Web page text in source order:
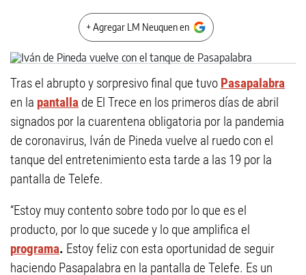
+ Agregar LM Neuquen en
Tras el abrupto y sorpresivo final que tuvo Pasapalabra
en la pantalla de El Trece en los primeros días de abril
signados por la cuarentena obligatoria por la pandemia
de coronavirus, Iván de Pineda vuelve al ruedo con el
tanque del entretenimiento esta tarde a las 19 por la
pantalla de Telefe.
“Estoy muy contento sobre todo por lo que es el
producto, por lo que sucede y lo que amplifica el
programa. Estoy feliz con esta oportunidad de seguir
haciendo Pasapalabra en la pantalla de Telefe. Es un